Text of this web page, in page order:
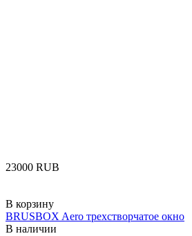
‍23000‍ RUB
В корзину
BRUSBOX Aero трехстворчатое окно
В наличии